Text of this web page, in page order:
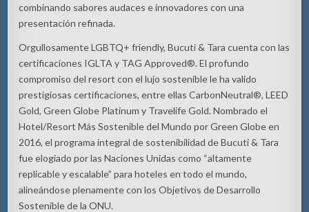
combinando sabores audaces e innovadores con una
presentación refinada.
Orgullosamente LGBTQ+ friendly, Bucuti & Tara cuenta con las
certificaciones IGLTA y TAG Approved®. El profundo
compromiso del resort con el lujo sostenible le ha valido
prestigiosas certificaciones, entre ellas CarbonNeutral®, LEED
Gold, Green Globe Platinum y Travelife Gold. Nombrado el
Hotel/Resort Más Sostenible del Mundo por Green Globe en
2016, el programa integral de sostenibilidad de Bucuti & Tara
fue elogiado por las Naciones Unidas como “altamente
replicable y escalable” para hoteles en todo el mundo,
alineándose plenamente con los Objetivos de Desarrollo
Sostenible de la ONU.